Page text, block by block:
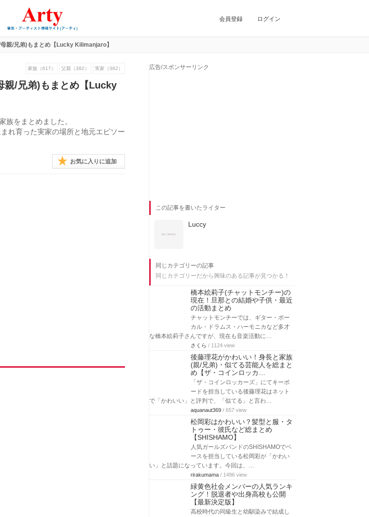
会員登録 ログイン
親/兄弟)もまとめ【Lucky Kilimanjaro】
家族（617） 父親（382） 実家（382）
親/兄弟)もまとめ【Lucky
族をまとめました。
れ育った実家の場所と地元エピソー
お気に入りに追加
広告/スポンサーリンク
この記事を書いたライター
Luccy
同じカテゴリーの記事
同じカテゴリーだから興味のある記事が見つかる！
橋本絵莉子(チャットモンチー)の
現在！旦那との結婚や子供・最近
の活動まとめ
チャットモンチーでは、ギター・ボー
カル・ドラムス・ハーモニカなど多才
な橋本絵莉子さんですが、現在も音楽活動に…
さくら / 1124 view
後藤理花がかわいい！身長と家族
(親/兄弟)・似てる芸能人を総まと
め【ザ・コインロッカ…
「ザ・コインロッカーズ」にてキーボ
ードを担当している後藤理花はネット
で「かわいい」と評判で、「似てる」と言わ…
aquanaut369 / 657 view
松岡彩はかわいい？髪型と服・タ
トゥー・彼氏など総まとめ
【SHISHAMO】
人気ガールズバンドのSHISHAMOでベ
ースを担当している松岡彩が「かわい
い」と話題になっています。今回は、…
rirakumama / 1496 view
緑黄色社会メンバーの人気ランキ
ング！脱退者や出身高校も公開
【最新決定版】
高校時代の同級生と幼馴染みで結成し